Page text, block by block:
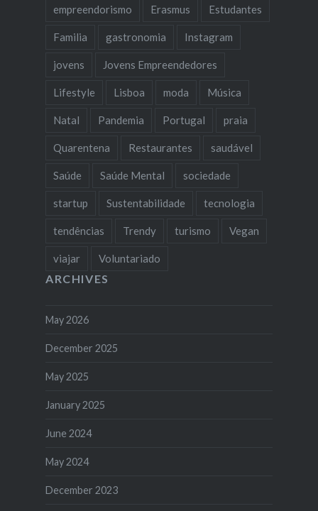
empreendorismo Erasmus Estudantes
Familia gastronomia Instagram
jovens Jovens Empreendedores
Lifestyle Lisboa moda Música
Natal Pandemia Portugal praia
Quarentena Restaurantes saudável
Saúde Saúde Mental sociedade
startup Sustentabilidade tecnologia
tendências Trendy turismo Vegan
viajar Voluntariado
ARCHIVES
May 2026
December 2025
May 2025
January 2025
June 2024
May 2024
December 2023